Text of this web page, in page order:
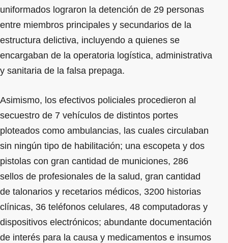
uniformados lograron la detención de 29 personas
entre miembros principales y secundarios de la
estructura delictiva, incluyendo a quienes se
encargaban de la operatoria logística, administrativa
y sanitaria de la falsa prepaga.
Asimismo, los efectivos policiales procedieron al
secuestro de 7 vehículos de distintos portes
ploteados como ambulancias, las cuales circulaban
sin ningún tipo de habilitación; una escopeta y dos
pistolas con gran cantidad de municiones, 286
sellos de profesionales de la salud, gran cantidad
de talonarios y recetarios médicos, 3200 historias
clínicas, 36 teléfonos celulares, 48 computadoras y
dispositivos electrónicos; abundante documentación
de interés para la causa y medicamentos e insumos